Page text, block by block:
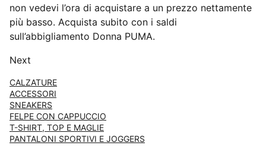
non vedevi l’ora di acquistare a un prezzo nettamente
più basso. Acquista subito con i saldi
sull’abbigliamento Donna PUMA.
Next
CALZATURE
ACCESSORI
SNEAKERS
FELPE CON CAPPUCCIO
T-SHIRT, TOP E MAGLIE
PANTALONI SPORTIVI E JOGGERS